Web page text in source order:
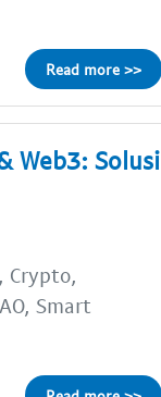
Read more >>
Web3: Solusi
Crypto,
Smart